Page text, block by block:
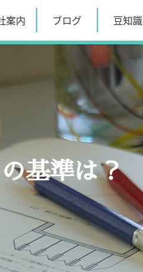
案内 ブログ 豆知識
基準は？